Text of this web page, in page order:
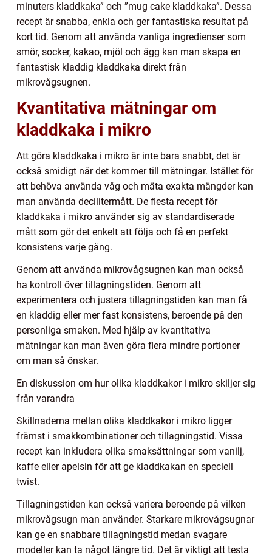
minuters kladdkaka” och ”mug cake kladdkaka”. Dessa
recept är snabba, enkla och ger fantastiska resultat på
kort tid. Genom att använda vanliga ingredienser som
smör, socker, kakao, mjöl och ägg kan man skapa en
fantastisk kladdig kladdkaka direkt från
mikrovågsugnen.
Kvantitativa mätningar om
kladdkaka i mikro
Att göra kladdkaka i mikro är inte bara snabbt, det är
också smidigt när det kommer till mätningar. Istället för
att behöva använda våg och mäta exakta mängder kan
man använda decilitermått. De flesta recept för
kladdkaka i mikro använder sig av standardiserade
mått som gör det enkelt att följa och få en perfekt
konsistens varje gång.
Genom att använda mikrovågsugnen kan man också
ha kontroll över tillagningstiden. Genom att
experimentera och justera tillagningstiden kan man få
en kladdig eller mer fast konsistens, beroende på den
personliga smaken. Med hjälp av kvantitativa
mätningar kan man även göra flera mindre portioner
om man så önskar.
En diskussion om hur olika kladdkakor i mikro skiljer sig
från varandra
Skillnaderna mellan olika kladdkakor i mikro ligger
främst i smakkombinationer och tillagningstid. Vissa
recept kan inkludera olika smaksättningar som vanilj,
kaffe eller apelsin för att ge kladdkakan en speciell
twist.
Tillagningstiden kan också variera beroende på vilken
mikrovågsugn man använder. Starkare mikrovågsugnar
kan ge en snabbare tillagningstid medan svagare
modeller kan ta något längre tid. Det är viktigt att testa